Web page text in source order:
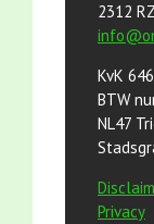
2312
KvK
BTW
NL47
Privacy